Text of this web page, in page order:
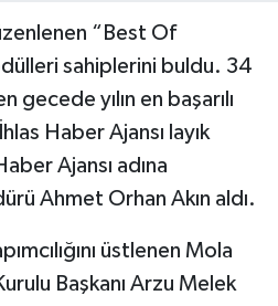
“Best Of
sahiplerini buldu. 34
yılın en başarılı
Haber Ajansı layık
Ajansı adına
Ahmet Orhan Akın aldı.
üstlenen Mola
Başkanı Arzu Melek